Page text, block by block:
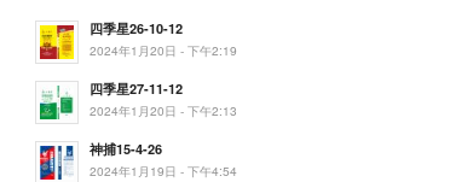
四季星26-10-12
2024年1月20日 - 下午2:19
四季星27-11-12
2024年1月20日 - 下午2:13
神捕15-4-26
2024年1月19日 - 下午4:54